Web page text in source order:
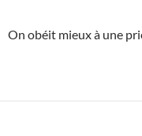
On obéit mieux à une